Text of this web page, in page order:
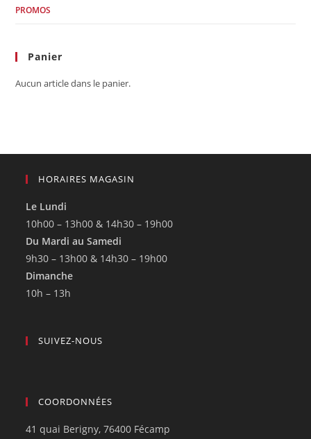
PROMOS
Panier
Aucun article dans le panier.
HORAIRES MAGASIN
Le Lundi
10h00 – 13h00 & 14h30 – 19h00
Du Mardi au Samedi
9h30 – 13h00 & 14h30 – 19h00
Dimanche
10h – 13h
SUIVEZ-NOUS
COORDONNÉES
41 quai Berigny, 76400 Fécamp